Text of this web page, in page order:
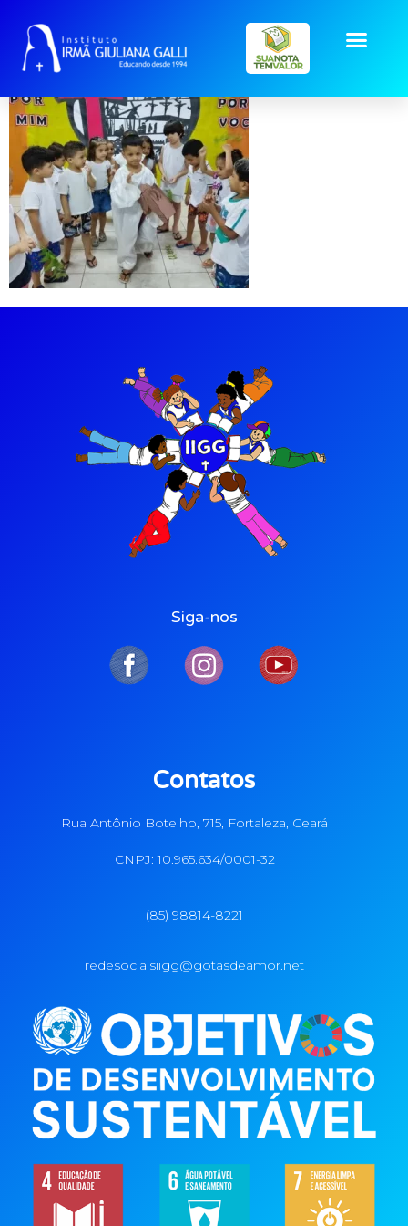
Siga-nos
Contatos
Rua Antônio Botelho, 715, Fortaleza, Ceará
CNPJ: 10.965.634/0001-32
(85) 98814-8221
redesociaisiigg@gotasdeamor.net